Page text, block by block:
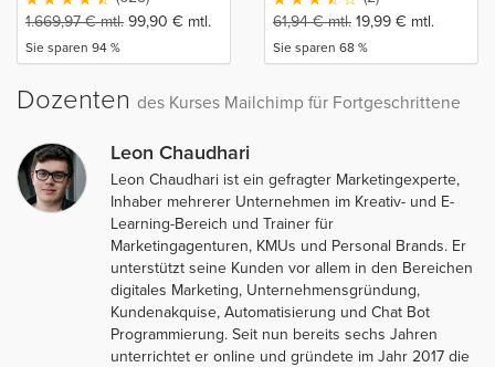
1.669,97€mtl. 99,90 € mtl.
Sie sparen 94 %
61,94€mtl. 19,99 € mtl.
Sie sparen 68 %
Dozenten des Kurses Mailchimp für Fortgeschrittene
Leon Chaudhari
Leon Chaudhari ist ein gefragter Marketingexperte,
Inhaber mehrerer Unternehmen im Kreativ- und E-
Learning-Bereich und Trainer für
Marketingagenturen, KMUs und Personal Brands. Er
unterstützt seine Kunden vor allem in den Bereichen
digitales Marketing, Unternehmensgründung,
Kundenakquise, Automatisierung und Chat Bot
Programmierung. Seit nun bereits sechs Jahren
unterrichtet er online und gründete im Jahr 2017 die